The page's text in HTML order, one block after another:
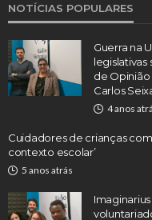
NOTÍCIAS POPULARES
Guerra na
legislativas
de Opinião
Carlos
4 anos
Cuidadores de crianças
contexto escolar’
5 anos atrás